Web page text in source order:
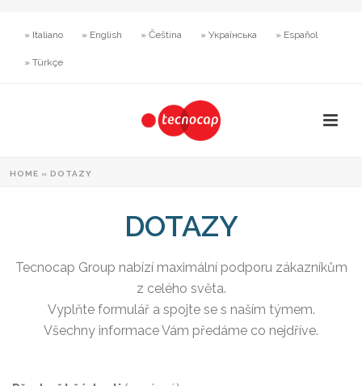
» Italiano » English » Čeština » Українська » Español
» Türkçe
HOME » DOTAZY
DOTAZY
Tecnocap Group nabízí maximální podporu zákazníkům
z celého světa.
Vyplňte formulář a spojte se s naším týmem.
Všechny informace Vám předáme co nejdříve.